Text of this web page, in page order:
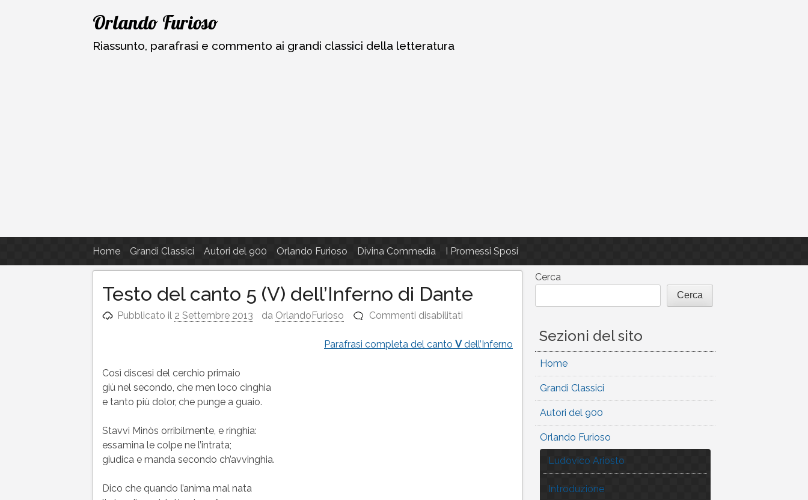
Vai
al
contenuto
Orlando Furioso
Riassunto, parafrasi e commento ai grandi classici della letteratura
Home Grandi Classici Autori del 900 Orlando Furioso Divina Commedia I Promessi Sposi
Testo del canto 5 (V) dell’Inferno di Dante
Pubblicato il 2 Settembre 2013 da OrlandoFurioso Commenti disabilitatisu
del
Parafrasi completa del cantoVdell’Inferno
Così discesi del cerchio primaio
giù nel secondo, che men loco cinghia
e tanto più dolor, che punge a guaio.
Stavvi Minòs orribilmente, e ringhia:
essamina le colpe ne l’intrata;
giudica e manda secondo ch’avvinghia.
Dico che quando l’anima mal nata
Cerca
Cerca
Sezioni del sito
Home
Grandi Classici
Autori del 900
Orlando Furioso
Ludovico Ariosto
Introduzione